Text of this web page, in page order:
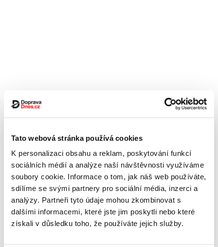
Tato webová stránka používá cookies
K personalizaci obsahu a reklam, poskytování funkcí
sociálních médií a analýze naší návštěvnosti využíváme
soubory cookie. Informace o tom, jak náš web používáte,
sdílíme se svými partnery pro sociální média, inzerci a
analýzy. Partneři tyto údaje mohou zkombinovat s
dalšími informacemi, které jste jim poskytli nebo které
získali v důsledku toho, že používáte jejich služby.